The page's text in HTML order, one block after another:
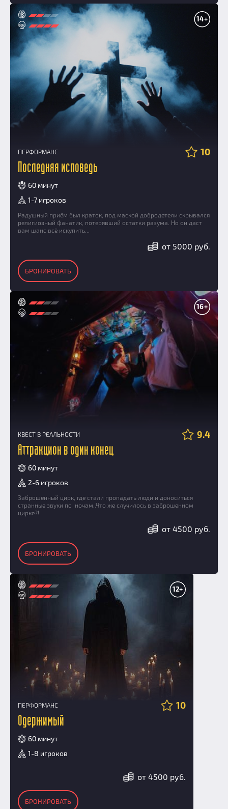
14+
ПЕРФОРМАНС 10
Последняя исповедь
60 минут
1-7 игроков
Радушный приём был краток, под маской добродетели скрывался
религиозный фанатик, потерявший остатки разума. Но он даст
вам шанс всё искупить...
от 5000 руб.
БРОНИРОВАТЬ
16+
КВЕСТ В РЕАЛЬНОСТИ 9.4
Аттракцион в один конец
60 минут
2-6 игроков
Заброшенный цирк, где стали пропадать люди и доноситься
странные звуки по ночам..Что же случилось в заброшенном
цирке?!
от 4500 руб.
БРОНИРОВАТЬ
12+
ПЕРФОРМАНС 10
Одержимый
60 минут
1-8 игроков
от 4500 руб.
БРОНИРОВАТЬ